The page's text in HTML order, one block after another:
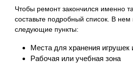
Чтобы ремонт закончился именно
составьте подробный список. В нем
следующие пункты:
Места для хранения игрушек
Рабочая или учебная зона